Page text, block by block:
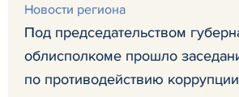
Новости региона
Под председательством
облисполкоме прошло
по противодействию коррупции